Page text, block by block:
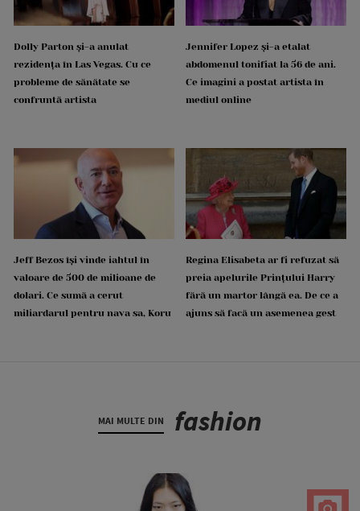
Dolly Parton și-a anulat
rezidența în Las Vegas. Cu ce
probleme de sănătate se
confruntă artista
Jennifer Lopez și-a etalat
abdomenul tonifiat la 56 de ani.
Ce imagini a postat artista în
mediul online
Jeff Bezos își vinde iahtul în
valoare de 500 de milioane de
dolari. Ce sumă a cerut
miliardarul pentru nava sa, Koru
Regina Elisabeta ar fi refuzat să
preia apelurile Prințului Harry
fără un martor lângă ea. De ce a
ajuns să facă un asemenea gest
MAI MULTE DIN fashion